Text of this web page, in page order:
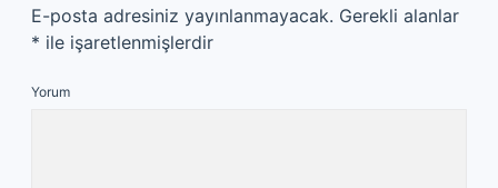
E-posta adresiniz yayınlanmayacak. Gerekli alanlar
* ile işaretlenmişlerdir
Yorum